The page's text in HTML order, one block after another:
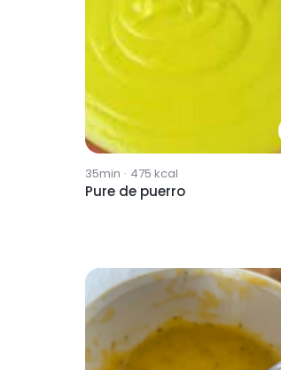
35min · 475 kcal
Pure de puerro